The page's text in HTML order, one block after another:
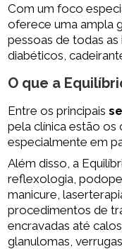
Com um foco
oferece uma ampla
pessoas de todas as
diabéticos,
O que a
Entre os principais
pela clínica estão os
especialmente em
Além disso, a
reflexologia,
manicure,
procedimentos de
encravadas até
glanulomas,